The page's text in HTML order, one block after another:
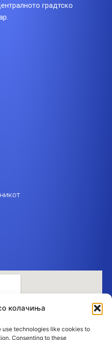
колачиња
use technologies like cookies to
Consenting to these
градтско